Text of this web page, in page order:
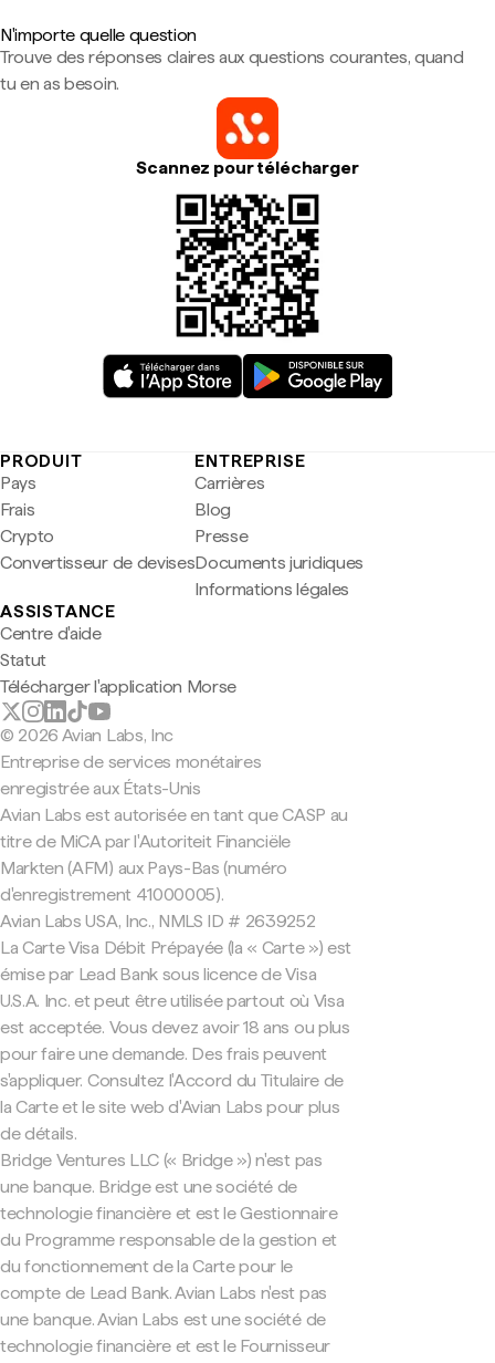
N'importe quelle question
Trouve des réponses claires aux questions courantes, quand
tu en as besoin.
Scannez pour télécharger
PRODUIT
Pays
Frais
Crypto
Convertisseur de devises
ENTREPRISE
Carrières
Blog
Presse
Documents juridiques
Informations légales
ASSISTANCE
Centre d'aide
Statut
Télécharger l'application Morse
© 2026 Avian Labs, Inc
Entreprise de services monétaires
enregistrée aux États-Unis
Avian Labs est autorisée en tant que CASP au
titre de MiCA par l'Autoriteit Financiële
Markten (AFM) aux Pays-Bas (numéro
d'enregistrement 41000005).
Avian Labs USA, Inc., NMLS ID # 2639252
La Carte Visa Débit Prépayée (la « Carte ») est
émise par Lead Bank sous licence de Visa
U.S.A. Inc. et peut être utilisée partout où Visa
est acceptée. Vous devez avoir 18 ans ou plus
pour faire une demande. Des frais peuvent
s'appliquer. Consultez l'Accord du Titulaire de
la Carte et le site web d'Avian Labs pour plus
de détails.
Bridge Ventures LLC (« Bridge ») n'est pas
une banque. Bridge est une société de
technologie financière et est le Gestionnaire
du Programme responsable de la gestion et
du fonctionnement de la Carte pour le
compte de Lead Bank. Avian Labs n'est pas
une banque. Avian Labs est une société de
technologie financière et est le Fournisseur